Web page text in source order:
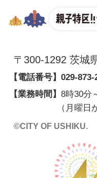
〒300-1292 茨城
【電話番号】 029-873-
【業務時間】 8時30分
（月曜
©CITY OF USHIKU.